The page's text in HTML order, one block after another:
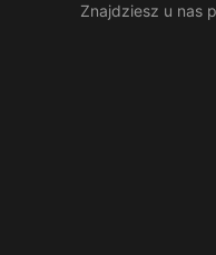
Znajdziesz u nas